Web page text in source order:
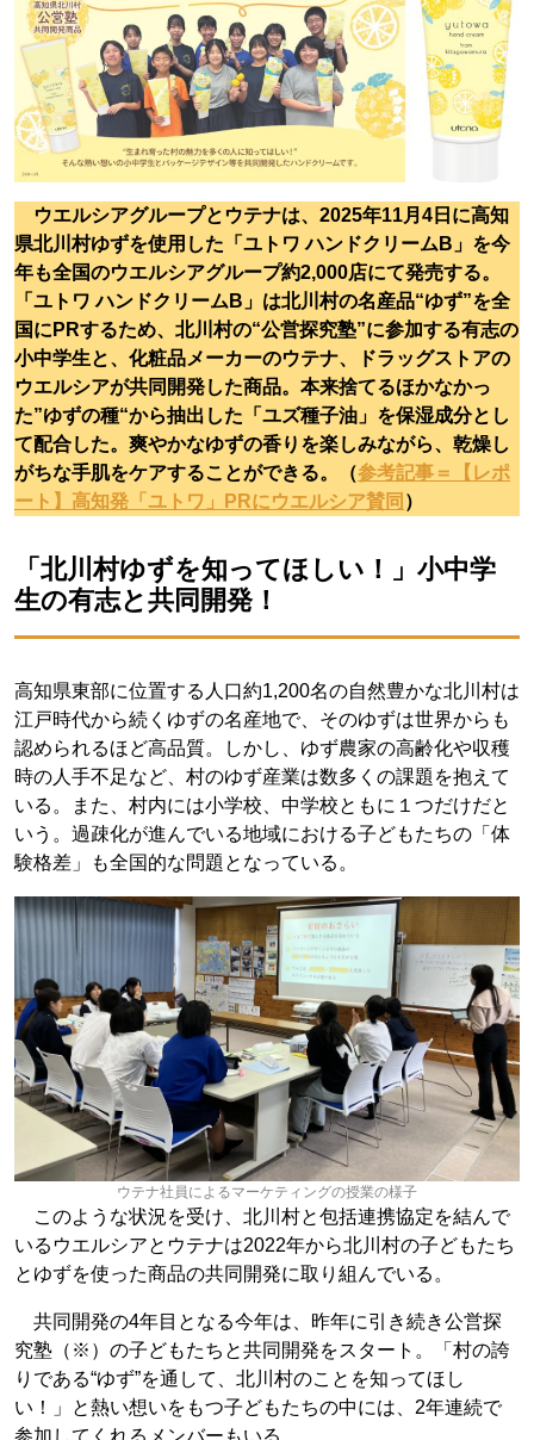
ウエルシアグループとウテナは、2025年11月4日に高知
県北川村ゆずを使用した「ユトワ ハンドクリームB」を今
年も全国のウエルシアグループ約2,000店にて発売する。
「ユトワ ハンドクリームB」は北川村の名産品“ゆず”を全
国にPRするため、北川村の“公営探究塾”に参加する有志の
小中学生と、化粧品メーカーのウテナ、ドラッグストアの
ウエルシアが共同開発した商品。本来捨てるほかなかっ
た”ゆずの種“から抽出した「ユズ種子油」を保湿成分とし
て配合した。爽やかなゆずの香りを楽しみながら、乾燥し
がちな手肌をケアすることができる。（参考記事＝【レポ
ート】高知発「ユトワ」PRにウエルシア賛同 ）
「北川村ゆずを知ってほしい！」小中学
生の有志と共同開発！
高知県東部に位置する人口約1,200名の自然豊かな北川村は
江戸時代から続くゆずの名産地で、そのゆずは世界からも
認められるほど高品質。しかし、ゆず農家の高齢化や収穫
時の人手不足など、村のゆず産業は数多くの課題を抱えて
いる。また、村内には小学校、中学校ともに１つだけだと
いう。過疎化が進んでいる地域における子どもたちの「体
験格差」も全国的な問題となっている。
ウテナ社員によるマーケティングの授業の様子
このような状況を受け、北川村と包括連携協定を結んで
いるウエルシアとウテナは2022年から北川村の子どもたち
とゆずを使った商品の共同開発に取り組んでいる。
共同開発の4年目となる今年は、昨年に引き続き公営探
究塾（※）の子どもたちと共同開発をスタート。「村の誇
りである“ゆず”を通して、北川村のことを知ってほし
い！」と熱い想いをもつ子どもたちの中には、2年連続で
参加してくれるメンバーもいる。